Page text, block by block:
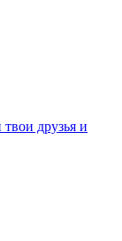
друзья и